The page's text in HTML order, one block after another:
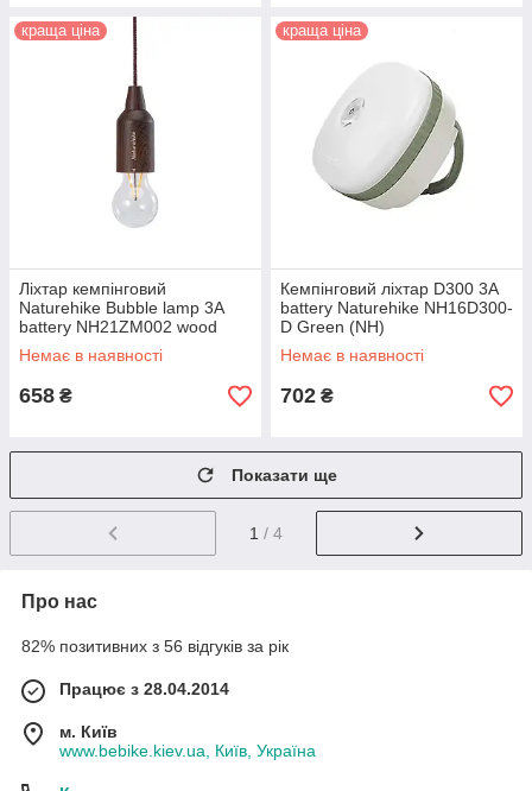
краща ціна
Ліхтар кемпінговий
Naturehike Bubble lamp 3A
battery NH21ZM002 wood
grain (NH)
Немає в наявності
658 ₴
краща ціна
Кемпінговий ліхтар D300 3A
battery Naturehike NH16D300-
D Green (NH)
Немає в наявності
702 ₴
Показати ще
1 / 4
Про нас
82% позитивних з 56 відгуків за рік
Працює з 28.04.2014
м. Київ
www.bebike.kiev.ua, Київ, Україна